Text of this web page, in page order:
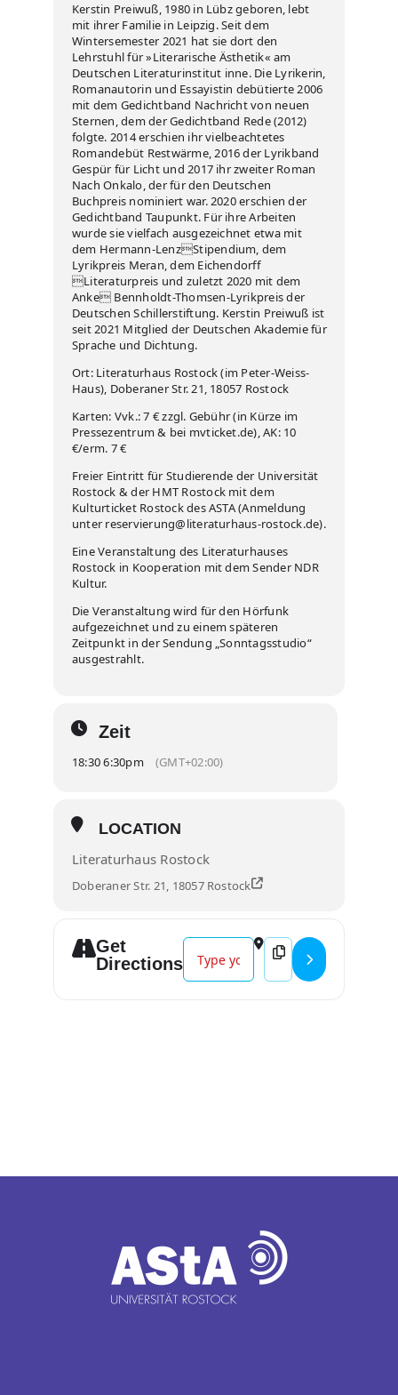
Kerstin Preiwuß, 1980 in Lübz geboren, lebt
mit ihrer Familie in Leipzig. Seit dem
Wintersemester 2021 hat sie dort den
Lehrstuhl für »Literarische Ästhetik« am
Deutschen Literaturinstitut inne. Die Lyrikerin,
Romanautorin und Essayistin debütierte 2006
mit dem Gedichtband Nachricht von neuen
Sternen, dem der Gedichtband Rede (2012)
folgte. 2014 erschien ihr vielbeachtetes
Romandebüt Restwärme, 2016 der Lyrikband
Gespür für Licht und 2017 ihr zweiter Roman
Nach Onkalo, der für den Deutschen
Buchpreis nominiert war. 2020 erschien der
Gedichtband Taupunkt. Für ihre Arbeiten
wurde sie vielfach ausgezeichnet etwa mit
dem Hermann-LenzStipendium, dem
Lyrikpreis Meran, dem Eichendorff
Literaturpreis und zuletzt 2020 mit dem
Anke Bennholdt-Thomsen-Lyrikpreis der
Deutschen Schillerstiftung. Kerstin Preiwuß ist
seit 2021 Mitglied der Deutschen Akademie für
Sprache und Dichtung.
Ort: Literaturhaus Rostock (im Peter-Weiss-
Haus), Doberaner Str. 21, 18057 Rostock
Karten: Vvk.: 7 € zzgl. Gebühr (in Kürze im
Pressezentrum & bei mvticket.de), AK: 10
€/erm. 7 €
Freier Eintritt für Studierende der Universität
Rostock & der HMT Rostock mit dem
Kulturticket Rostock des ASTA (Anmeldung
unter reservierung@literaturhaus-rostock.de).
Eine Veranstaltung des Literaturhauses
Rostock in Kooperation mit dem Sender NDR
Kultur.
Die Veranstaltung wird für den Hörfunk
aufgezeichnet und zu einem späteren
Zeitpunkt in der Sendung „Sonntagsstudio“
ausgestrahlt.
Zeit
18:30 6:30pm (GMT+02:00)
LOCATION
Literaturhaus Rostock
Doberaner Str. 21, 18057 Rostock
Get
Directions
Address - NDR Kultur Der
Destination Address